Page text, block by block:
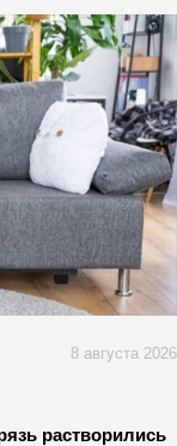
8 августа 2026
растворились